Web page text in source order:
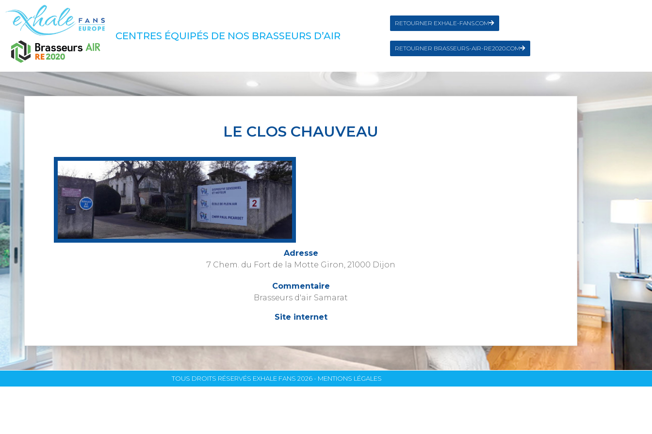
CENTRES ÉQUIPÉS DE NOS BRASSEURS D’AIR
RETOURNER EXHALE-FANS.COM
RETOURNER BRASSEURS-AIR-RE2020.COM
LE CLOS CHAUVEAU
Adresse
7 Chem. du Fort de la Motte Giron, 21000 Dijon
Commentaire
Brasseurs d'air Samarat
Site internet
TOUS DROITS RÉSERVÉS EXHALE FANS 2026 - MENTIONS LÉGALES